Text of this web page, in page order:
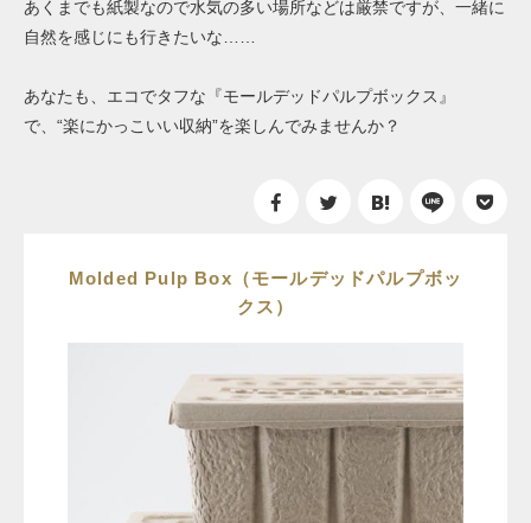
あくまでも紙製なので水気の多い場所などは厳禁ですが、一緒に
自然を感じにも行きたいな……
あなたも、エコでタフな『モールデッドパルプボックス』
で、“楽にかっこいい収納”を楽しんでみませんか？
Molded Pulp Box（モールデッドパルプボッ
クス）